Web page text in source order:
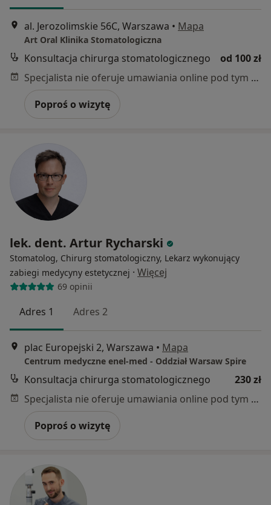
al. Jerozolimskie 56C, Warszawa • Mapa
Art Oral Klinika Stomatologiczna
Konsultacja chirurga stomatologicznego
od 100 zł
Specjalista nie oferuje umawiania online pod tym adresem.
Poproś o wizytę
lek. dent. Artur Rycharski
Stomatolog, Chirurg stomatologiczny, Lekarz wykonujący
zabiegi medycyny estetycznej · Więcej
69 opinii
Adres 1 Adres 2
plac Europejski 2, Warszawa • Mapa
Centrum medyczne enel-med - Oddział Warsaw Spire
Konsultacja chirurga stomatologicznego
230 zł
Specjalista nie oferuje umawiania online pod tym adresem.
Poproś o wizytę